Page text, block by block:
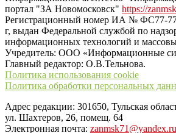
портал "ЗА Новомосковск" https://
Регистрационный номер ИА № ФС77-
г, выдан Федеральной службой по
информационных технологий и
Учредитель: ООО «Информационные
Главный редактор: О.В.Тельнова.
Политика использования cookie
Политика обработки персональных
Адрес редакции: 301650, Тульская
ул. Шахтеров, 26, помещ. 64
Электронная почта: zanmsk71@yandex.ru